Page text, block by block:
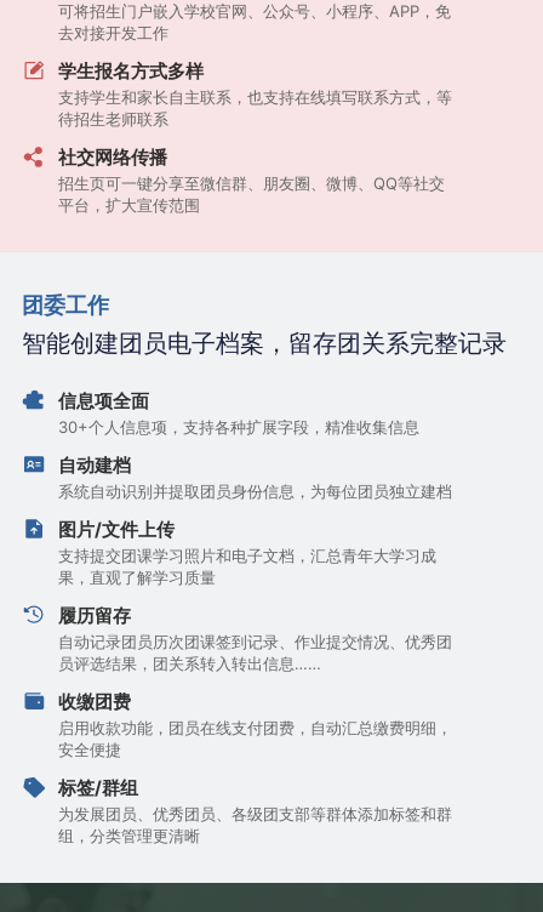
可将招生门户嵌入学校官网、公众号、小程序、APP，免
去对接开发工作
学生报名方式多样
支持学生和家长自主联系，也支持在线填写联系方式，等
待招生老师联系
社交网络传播
招生页可一键分享至微信群、朋友圈、微博、QQ等社交
平台，扩大宣传范围
团委工作
智能创建团员电子档案，留存团关系完整记录
信息项全面
30+个人信息项，支持各种扩展字段，精准收集信息
自动建档
系统自动识别并提取团员身份信息，为每位团员独立建档
图片/文件上传
支持提交团课学习照片和电子文档，汇总青年大学习成
果，直观了解学习质量
履历留存
自动记录团员历次团课签到记录、作业提交情况、优秀团
员评选结果，团关系转入转出信息……
收缴团费
启用收款功能，团员在线支付团费，自动汇总缴费明细，
安全便捷
标签/群组
为发展团员、优秀团员、各级团支部等群体添加标签和群
组，分类管理更清晰